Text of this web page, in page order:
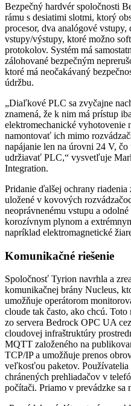
Bezpečný hardvér spoločnosti
rámu s desiatimi slotmi, ktorý
procesor, dva analógové
vstupy/výstupy, ktoré možno
protokolov. Systém má
zálohované bezpečným
ktoré má neočakávaný
údržbu.
„Diaľkové PLC sa zvyčajne
znamená, že k nim má prístup
elektromechanické vyhotovenie
namontovať ich mimo
napájanie len na úrovni 24 V,
udržiavať PLC,“ vysvetľuje
Integration.
Pridanie ďalšej ochrany riadenia
uložené v kovových
neoprávnenému vstupu a
korozívnym plynom a
napríklad elektromagnetické
Komunikačné riešenie
Spoločnosť Tyrion navrhla a
komunikačnej brány Nucleus,
umožňuje operátorom
cloude tak často, ako chcú.
zo servera Bedrock OPC UA
cloudovej infraštruktúry
MQTT založeného na
TCP/IP a umožňuje prenos
veľkosťou paketov.
chránených prehliadačov v
počítači. Priamo v prevádzke